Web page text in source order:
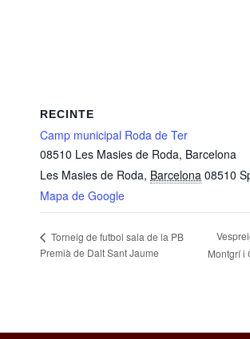
RECINTE
Camp municipal Roda de Ter
08510 Les Masies de Roda, Barcelona
Les Masies de Roda, Barcelona 08510
Mapa de Google
Torneig de futbol sala de la PB
Premià de Dalt Sant Jaume
Montgrí i